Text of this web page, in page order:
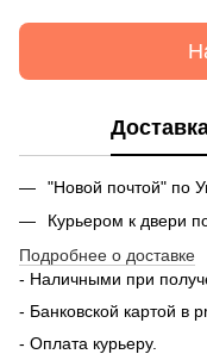
"Новой почтой" по
Курьером к двери
Подробнее о доставке
- Наличными при
- Банковской картой в
- Оплата курьеру.